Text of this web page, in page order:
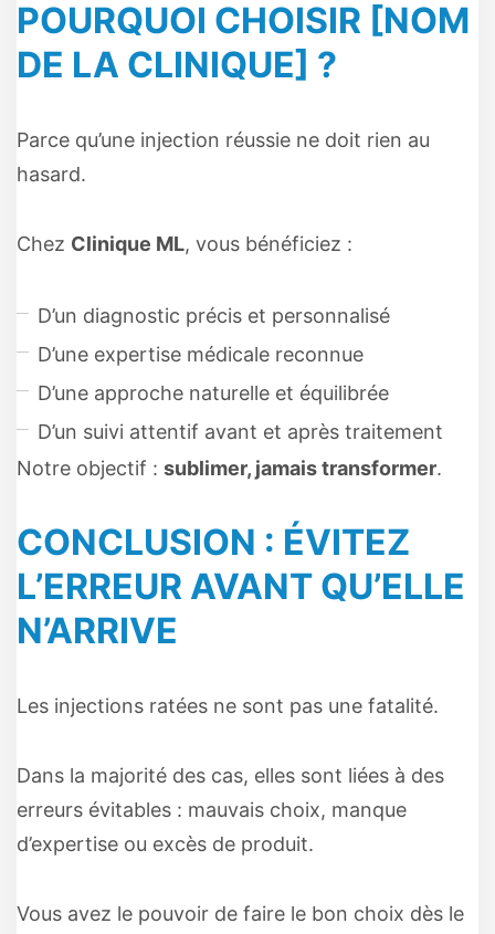
POURQUOI CHOISIR [NOM
DE LA CLINIQUE] ?
Parce qu’une injection réussie ne doit rien au
hasard.
Chez Clinique ML, vous bénéficiez :
D’un diagnostic précis et personnalisé
D’une expertise médicale reconnue
D’une approche naturelle et équilibrée
D’un suivi attentif avant et après traitement
Notre objectif : sublimer, jamais transformer.
CONCLUSION : ÉVITEZ
L’ERREUR AVANT QU’ELLE
N’ARRIVE
Les injections ratées ne sont pas une fatalité.
Dans la majorité des cas, elles sont liées à des
erreurs évitables : mauvais choix, manque
d’expertise ou excès de produit.
Vous avez le pouvoir de faire le bon choix dès le